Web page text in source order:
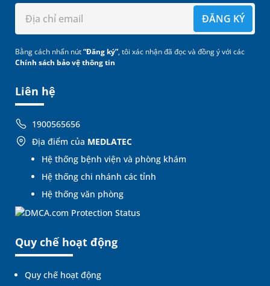
Liên hệ
1900565656
Địa điểm của MEDLATEC
Hệ thống bệnh viện và phòng khám
Hệ thống chi nhánh các tỉnh
Hệ thống văn phòng
Quy chế hoạt động
Quy chế hoạt động
ĐĂNG KÝ
Bằng cách nhấn nút“Đăng ký”, tôi xác nhận đã đọc và đồng ý với các
Chính sách bảo vệ thông tin